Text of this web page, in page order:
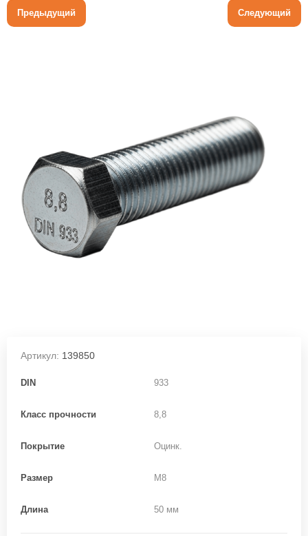
Предыдущий Следующий
Артикул: 139850
DIN 933
Класс прочности 8,8
Покрытие Оцинк.
Размер M8
Длина 50 мм